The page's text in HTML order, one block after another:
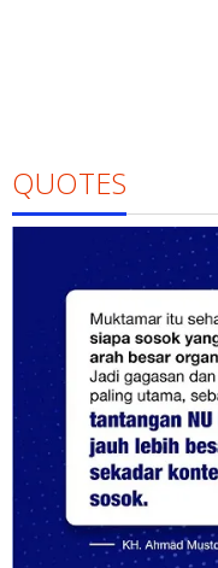
QUOTES